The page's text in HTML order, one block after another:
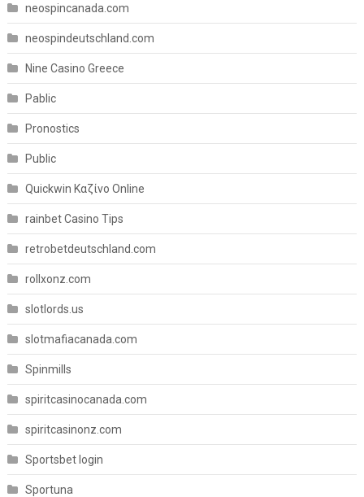
neospincanada.com
neospindeutschland.com
Nine Casino Greece
Pablic
Pronostics
Public
Quickwin Καζίνο Online
rainbet Casino Tips
retrobetdeutschland.com
rollxonz.com
slotlords.us
slotmafiacanada.com
Spinmills
spiritcasinocanada.com
spiritcasinonz.com
Sportsbet login
Sportuna